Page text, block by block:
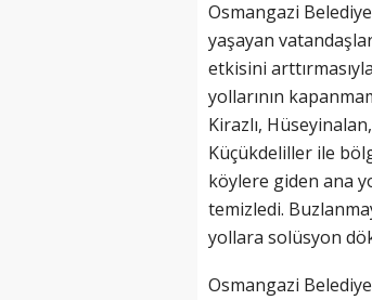
Osmangazi
yaşayan
etkisini
yollarının
Kirazlı,
Küçükdeliller ile
köylere giden ana
temizledi.
yollara solüsyon
Osmangazi